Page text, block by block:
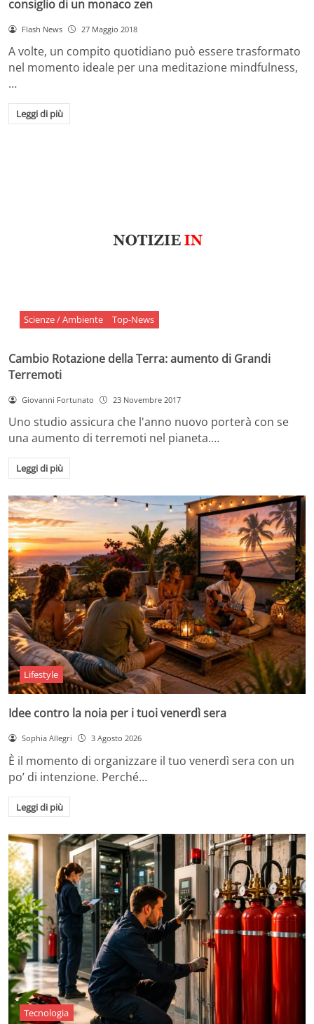
consiglio di un monaco zen
Flash News 27 Maggio 2018
A volte, un compito quotidiano può essere trasformato
nel momento ideale per una meditazione mindfulness,
…
Leggi di più
Scienze / Ambiente Top-News
Cambio Rotazione della Terra: aumento di Grandi
Terremoti
Giovanni Fortunato 23 Novembre 2017
Uno studio assicura che l'anno nuovo porterà con se
una aumento di terremoti nel pianeta.…
Leggi di più
Lifestyle
Idee contro la noia per i tuoi venerdì sera
Sophia Allegri 3 Agosto 2026
È il momento di organizzare il tuo venerdì sera con un
po’ di intenzione. Perché…
Leggi di più
Tecnologia